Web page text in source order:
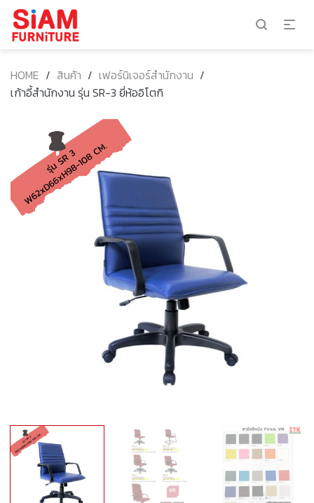
HOME / สินค้า / เฟอร์นิเจอร์สำนักงาน /
เก้าอี้สำนักงาน รุ่น SR-3 ยี่ห้ออิโตกิ